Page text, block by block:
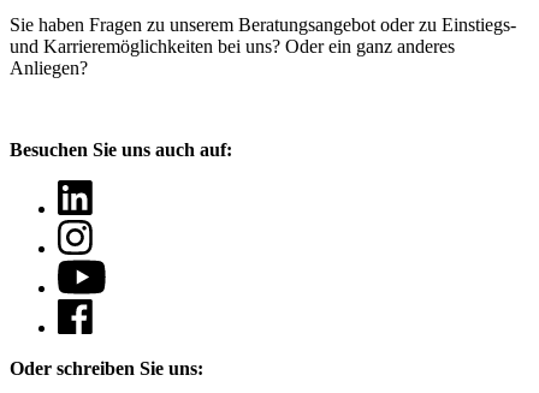
Sie haben Fragen zu unserem Beratungsangebot oder zu Einstiegs-
und Karrieremöglichkeiten bei uns? Oder ein ganz anderes
Anliegen?
Besuchen Sie uns auch auf:
Oder schreiben Sie uns: